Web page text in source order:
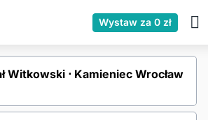
Wystaw za 0 zł
Witkowski ⋅ Kamieniec Wrocław